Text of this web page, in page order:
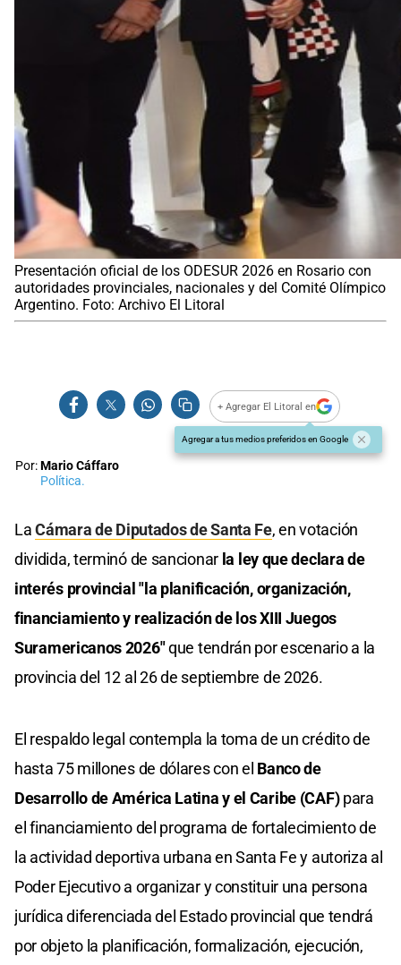
Presentación oficial de los ODESUR 2026 en Rosario con
autoridades provinciales, nacionales y del Comité Olímpico
Argentino. Foto: Archivo El Litoral
+ Agregar El Litoral en
Agregar a tus medios preferidos en Google
Por:Mario Cáffaro
Política.
LaCámara de Diputados de Santa Fe, en votación
dividida, terminó de sancionar la ley que declara de
interés provincial "la planificación, organización,
financiamiento y realización de los XIII Juegos
Suramericanos 2026"que tendrán por escenario a la
provincia del 12 al 26 de septiembre de 2026.
El respaldo legal contempla la toma de un crédito de
hasta 75 millones de dólares con el Banco de
Desarrollo de América Latina y el Caribe (CAF)para
el financiamiento del programa de fortalecimiento de
la actividad deportiva urbana en Santa Fe y autoriza al
Poder Ejecutivo a organizar y constituir una persona
jurídica diferenciada del Estado provincial que tendrá
por objeto la planificación, formalización, ejecución,